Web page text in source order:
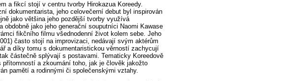
a fikcí stojí v centru tvorby Hirokazua Koreedy.
dokumentarista, jeho celovečerní debut byl inspirován
jako většina jeho pozdější tvorby využívá
obdobně jako jeho generační souputníci Naomi Kawase
fikčního filmu všednodenní život kolem sebe. Jeho
často stojí na improvizaci, nedávají svým aktérům
a díky tomu s dokumentaristickou věrností zachycují
částečně splývají s postavami. Tematicky Koreedově
přítomností a zkoumání toho, jak je člověk jakožto
pamětí a rodinnými či společenskými vztahy.